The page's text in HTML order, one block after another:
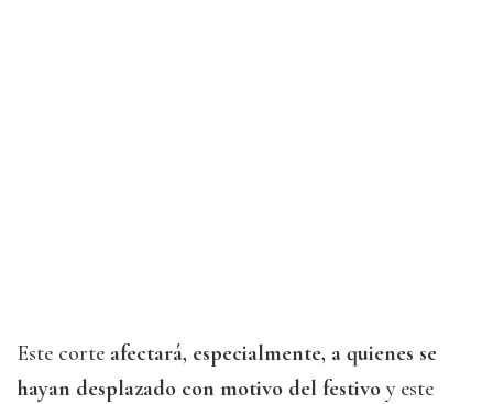
Este corte afectará, especialmente, a quienes se
hayan desplazado con motivo del festivo y este